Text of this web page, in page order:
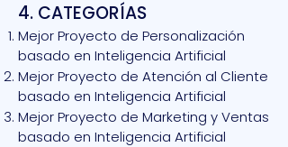
4. CATEGORÍAS
Mejor Proyecto de Personalización
basado en Inteligencia Artificial
Mejor Proyecto de Atención al Cliente
basado en Inteligencia Artificial
Mejor Proyecto de Marketing y Ventas
basado en Inteligencia Artificial